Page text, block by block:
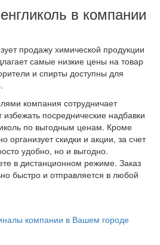
в компании
продажу химической продукции
самые низкие цены на товар
и спирты доступны для
компания сотрудничает
посреднические надбавки
по выгодным ценам. Кроме
организует скидки и акции, за счет
удобно, но и выгодно.
в дистанционном режиме. Заказ
быстро и отправляется в любой